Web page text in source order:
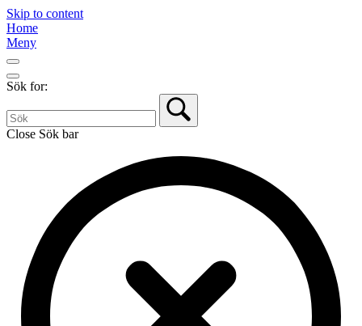
Skip to content
Home
Meny
Sök for:
Close Sök bar